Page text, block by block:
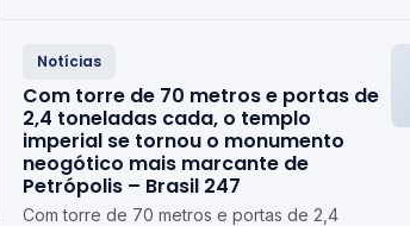
Notícias
Com torre de 70 metros e portas de
2,4 toneladas cada, o templo
imperial se tornou o monumento
neogótico mais marcante de
Petrópolis – Brasil 247
Com torre de 70 metros e portas de 2,4